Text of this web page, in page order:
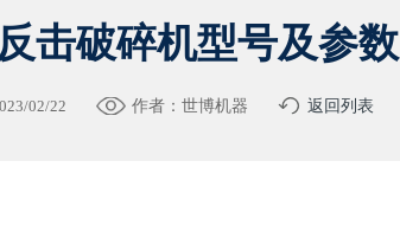
击破碎机型号及参数
02/22 作者：世博机器 返回列表